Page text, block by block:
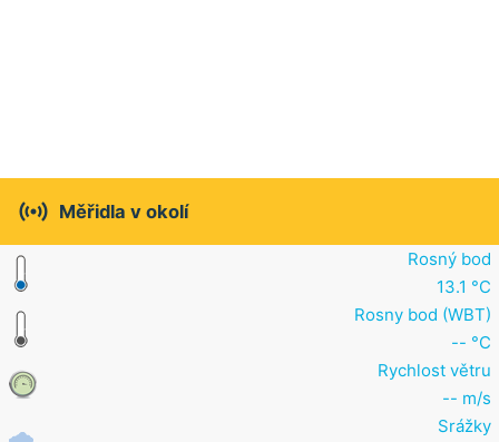
 Měřidla v okolí
Rosný bod
13.1 °C
Rosny bod (WBT)
-- °C
Rychlost větru
-- m/s
Srážky